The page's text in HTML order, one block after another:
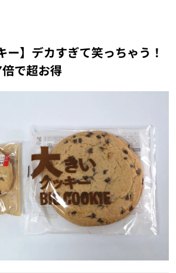
ー】デカすぎて笑っちゃう！
で超お得